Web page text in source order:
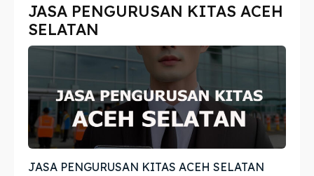
Imta
Legalisir
Apostille
Penerjemah
Asuransi
Imta
Legalisir
Apostille
Penerjemah
Asuransi
JASA PENGURUSAN KITAS ACEH
SELATAN
JASA PENGURUSAN KITAS ACEH SELATAN